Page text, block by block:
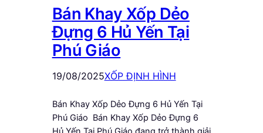
Bán Khay Xốp Dẻo
Đựng 6 Hủ Yến Tại
Phú Giáo
19/08/2025XỐP ĐỊNH HÌNH
Bán Khay Xốp Dẻo Đựng 6 Hủ Yến Tại
Phú Giáo Bán Khay Xốp Dẻo Đựng 6